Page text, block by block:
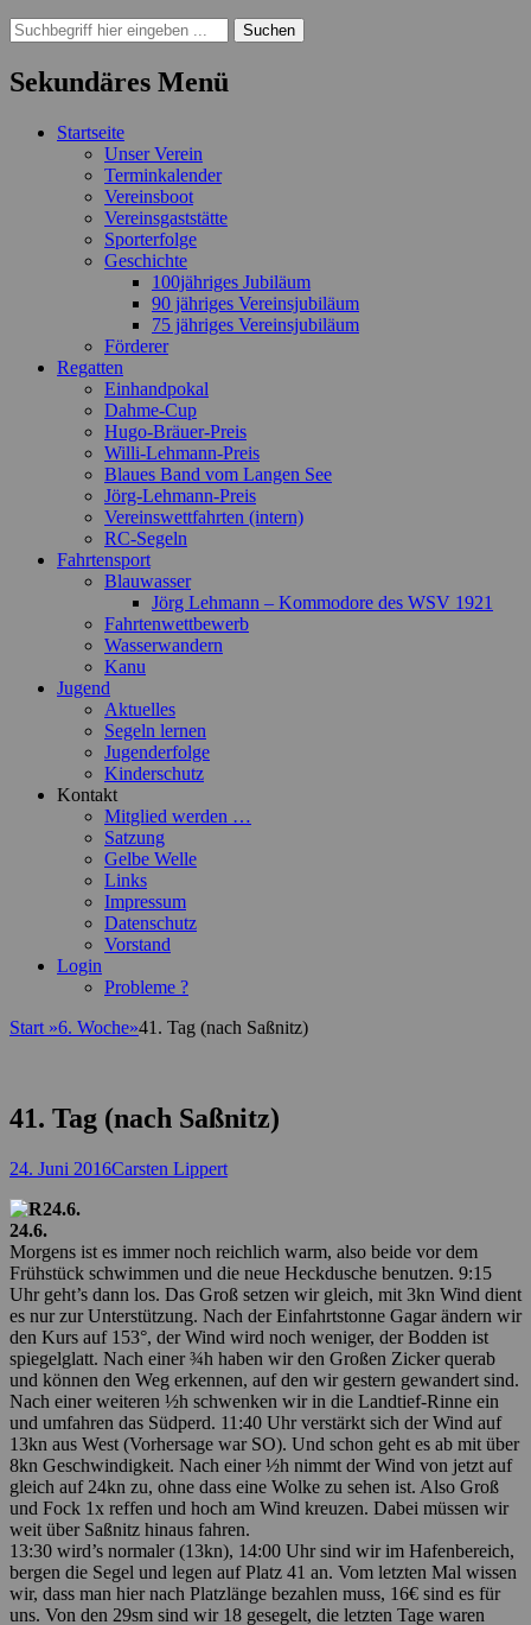
Suchen
Suchen
nach:
Sekundäres Menü
Zum
Startseite
Unser Verein
Terminkalender
Vereinsboot
Vereinsgaststätte
Sporterfolge
Geschichte
100jähriges Jubiläum
90 jähriges Vereinsjubiläum
75 jähriges Vereinsjubiläum
Förderer
Regatten
Einhandpokal
Dahme-Cup
Hugo-Bräuer-Preis
Willi-Lehmann-Preis
Blaues Band vom Langen See
Jörg-Lehmann-Preis
Vereinswettfahrten (intern)
RC-Segeln
Fahrtensport
Blauwasser
Jörg Lehmann – Kommodore des WSV 1921
Fahrtenwettbewerb
Wasserwandern
Kanu
Jugend
Aktuelles
Segeln lernen
Jugenderfolge
Kinderschutz
Kontakt
Mitglied werden …
Satzung
Gelbe Welle
Links
Impressum
Datenschutz
Vorstand
Login
Probleme ?
Start »6. Woche»41. Tag (nach Saßnitz)
41. Tag (nach Saßnitz)
Posted
24. Juni 2016Autor
Carsten Lippert
24.6.
Morgens ist es immer noch reichlich warm, also beide vor dem
Frühstück schwimmen und die neue Heckdusche benutzen. 9:15
Uhr geht’s dann los. Das Groß setzen wir gleich, mit 3kn Wind dient
es nur zur Unterstützung. Nach der Einfahrtstonne Gagar ändern wir
den Kurs auf 153°, der Wind wird noch weniger, der Bodden ist
spiegelglatt. Nach einer ¾h haben wir den Großen Zicker querab
und können den Weg erkennen, auf den wir gestern gewandert sind.
Nach einer weiteren ½h schwenken wir in die Landtief-Rinne ein
und umfahren das Südperd. 11:40 Uhr verstärkt sich der Wind auf
13kn aus West (Vorhersage war SO). Und schon geht es ab mit über
8kn Geschwindigkeit. Nach einer ½h nimmt der Wind von jetzt auf
gleich auf 24kn zu, ohne dass eine Wolke zu sehen ist. Also Groß
und Fock 1x reffen und hoch am Wind kreuzen. Dabei müssen wir
weit über Saßnitz hinaus fahren.
13:30 wird’s normaler (13kn), 14:00 Uhr sind wir im Hafenbereich,
bergen die Segel und legen auf Platz 41 an. Vom letzten Mal wissen
wir, dass man hier nach Platzlänge bezahlen muss, 16€ sind es für
uns. Von den 29sm sind wir 18 gesegelt, die letzten Tage waren